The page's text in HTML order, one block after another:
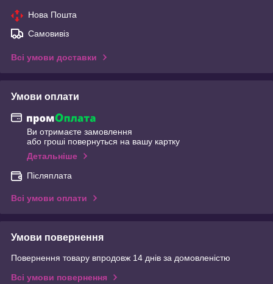
Нова Пошта
Самовивіз
Всі умови доставки
Умови оплати
Ви отримаєте замовлення
або гроші повернуться на вашу картку
Детальніше
Післяплата
Всі умови оплати
Умови повернення
Повернення товару впродовж 14 днів за домовленістю
Всі умови повернення